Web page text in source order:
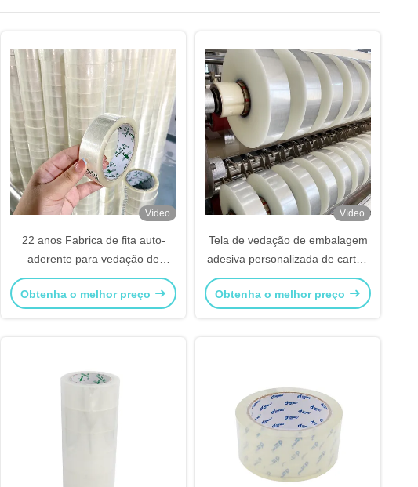
Vídeo
22 anos Fabrica de fita auto-
aderente para vedação de
embarque embalagem caixa de
cartão
Obtenha o melhor preço
Vídeo
Tela de vedação de embalagem
adesiva personalizada de cartão
para fita de vedação de cartão
Obtenha o melhor preço